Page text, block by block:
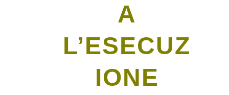
A
L’ESECUZ
IONE